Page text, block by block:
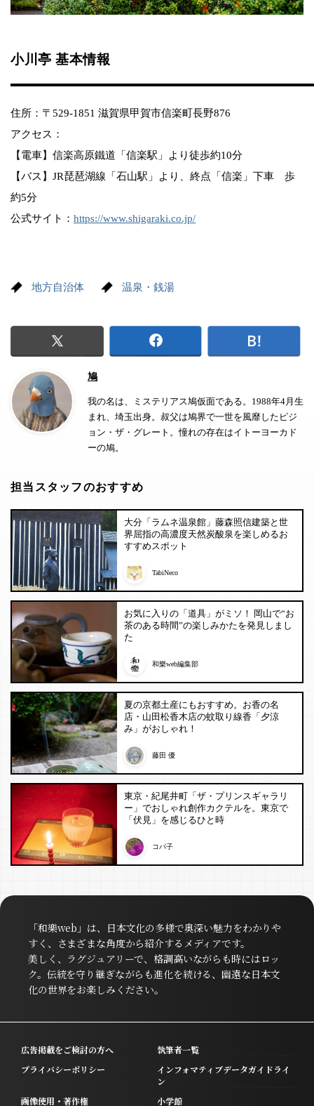
小川亭 基本情報
住所：〒529-1851 滋賀県甲賀市信楽町長野876
アクセス：
【電車】信楽高原鐵道「信楽駅」より徒歩約10分
【バス】JR琵琶湖線「石山駅」より、終点「信楽」下車 歩
約5分
公式サイト： https://www.shigaraki.co.jp/
地方自治体 温泉・銭湯
鳩
我の名は、ミステリアス鳩仮面である。1988年4月生
まれ、埼玉出身。叔父は鳩界で一世を風靡したピジ
ョン・ザ・グレート。憧れの存在はイトーヨーカド
ーの鳩。
担当スタッフのおすすめ
大分「ラムネ温泉館」藤森照信建築と世
界屈指の高濃度天然炭酸泉を楽しめるお
すすめスポット
TabiNeco
お気に入りの「道具」がミソ！ 岡山で“お
茶のある時間”の楽しみかたを発見しまし
た
和樂web編集部
夏の京都土産にもおすすめ。お香の名
店・山田松香木店の蚊取り線香「夕涼
み」がおしゃれ！
藤田 優
東京・紀尾井町「ザ・プリンスギャラリ
ー」でおしゃれ創作カクテルを。東京で
「伏見」を感じるひと時
コパ子
「和樂web」は、日本文化の多様で奥深い魅力をわかりや
すく、さまざまな角度から紹介するメディアです。
美しく、ラグジュアリーで、格調高いながらも時にはロッ
ク。伝統を守り継ぎながらも進化を続ける、幽遠な日本文
化の世界をお楽しみください。
広告掲載をご検討の方へ
執筆者一覧
プライバシーポリシー
インフォマティブデータガイドライ
ン
画像使用・著作権
小学館